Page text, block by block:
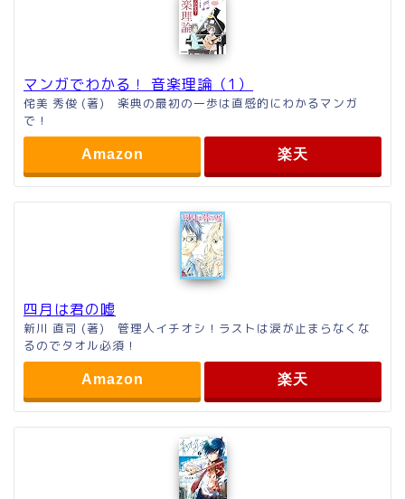
マンガでわかる！ 音楽理論（1）
侘美 秀俊 (著) 楽典の最初の一歩は直感的にわかるマンガ
で！
Amazon 楽天
四月は君の嘘
新川 直司 (著) 管理人イチオシ！ラストは涙が止まらなくな
るのでタオル必須！
Amazon 楽天